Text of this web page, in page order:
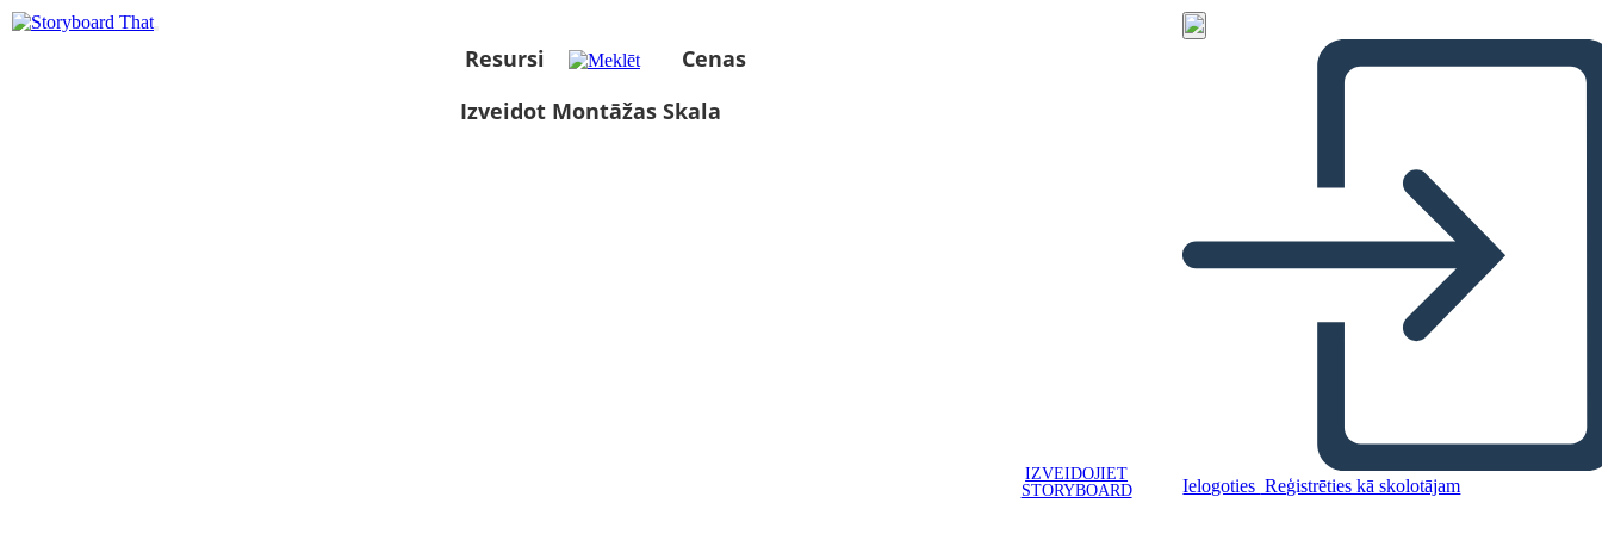
Resursi
Cenas
Izveidot Montāžas Skala
IZVEIDOJIET
STORYBOARD
Ielogoties Reģistrēties kā skolotājam